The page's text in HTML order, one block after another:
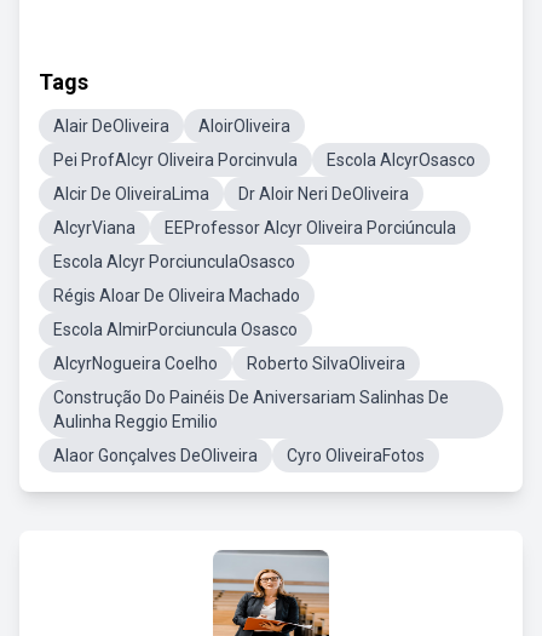
Tags
Alair DeOliveira
AloirOliveira
Pei ProfAlcyr Oliveira Porcinvula
Escola AlcyrOsasco
Alcir De OliveiraLima
Dr Aloir Neri DeOliveira
AlcyrViana
EEProfessor Alcyr Oliveira Porciúncula
Escola Alcyr PorciunculaOsasco
Régis Aloar De Oliveira Machado
Escola AlmirPorciuncula Osasco
AlcyrNogueira Coelho
Roberto SilvaOliveira
Construção Do Painéis De Aniversariam Salinhas De
Aulinha Reggio Emilio
Alaor Gonçalves DeOliveira
Cyro OliveiraFotos